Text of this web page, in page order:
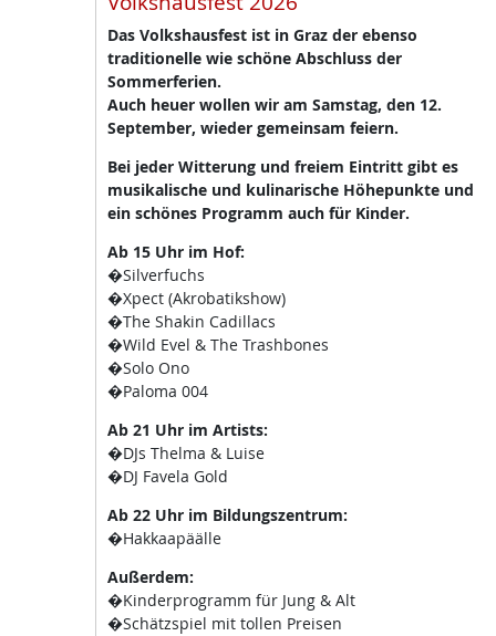
Das Volkshausfest ist in Graz der ebenso
traditionelle wie schöne Abschluss der
Sommerferien.
Auch heuer wollen wir am Samstag, den 12.
September, wieder gemeinsam feiern.
Bei jeder Witterung und freiem Eintritt gibt es
musikalische und kulinarische Höhepunkte und
ein schönes Programm auch für Kinder.
Ab 15 Uhr im Hof:
�Silverfuchs
�Xpect (Akrobatikshow)
�The Shakin Cadillacs
�Wild Evel & The Trashbones
�Solo Ono
�Paloma 004
Ab 21 Uhr im Artists:
�DJs Thelma & Luise
�DJ Favela Gold
Ab 22 Uhr im Bildungszentrum:
�Hakkaapäälle
Außerdem:
�Kinderprogramm für Jung & Alt
�Schätzspiel mit tollen Preisen